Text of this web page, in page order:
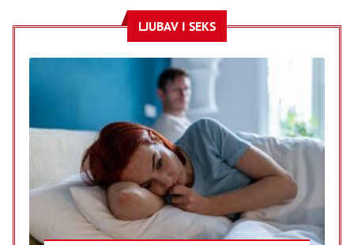
LJUBAV I SEKS